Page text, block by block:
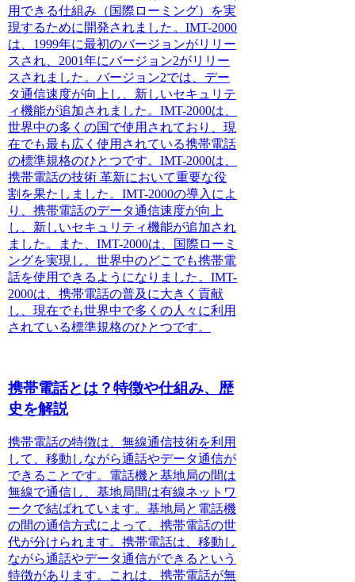
用できる仕組み（国際ローミング）を実
現するために開発されました。IMT-2000
は、1999年に最初のバージョンがリリー
スされ、2001年にバージョン2がリリー
スされました。バージョン2では、デー
タ通信速度が向上し、新しいセキュリテ
ィ機能が追加されました。IMT-2000は、
世界中の多くの国で使用されており、現
在でも最も広く使用されている携帯電話
の標準規格のひとつです。IMT-2000は、
携帯電話の技術 革新において重要な役
割を果たしました。IMT-2000の導入によ
り、携帯電話のデータ通信速度が向上
し、新しいセキュリティ機能が追加され
ました。また、IMT-2000は、国際ローミ
ングを実現し、世界中のどこでも携帯電
話を使用できるようになりました。IMT-
2000は、携帯電話の普及に大きく貢献
し、現在でも世界中で多くの人々に利用
されている標準規格のひとつです。
携帯電話とは？特徴や仕組み、歴
史を解説
携帯電話の特徴は、無線通信技術を利用
して、移動しながら通話やデータ通信が
できることです。電話機と基地局の間は
無線で通信し、基地局間は有線ネットワ
ークで結ばれています。基地局と電話機
の間の通信方式によって、携帯電話の世
代が分けられます。携帯電話は、移動し
ながら通話やデータ通信ができるという
特徴があります。これは、携帯電話が無